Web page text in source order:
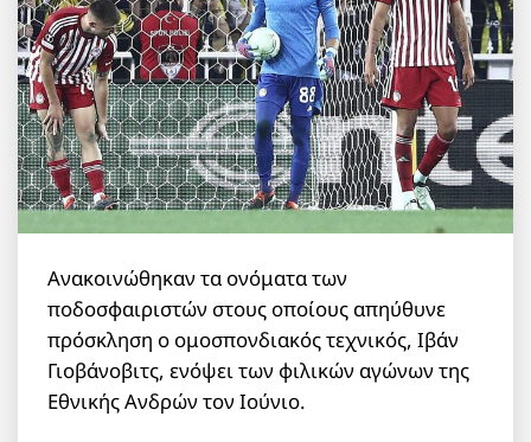
Ανακοινώθηκαν τα ονόματα των
ποδοσφαιριστών στους οποίους απηύθυνε
πρόσκληση ο ομοσπονδιακός τεχνικός, Ιβάν
Γιοβάνοβιτς, ενόψει των φιλικών αγώνων της
Εθνικής Ανδρών τον Ιούνιο.